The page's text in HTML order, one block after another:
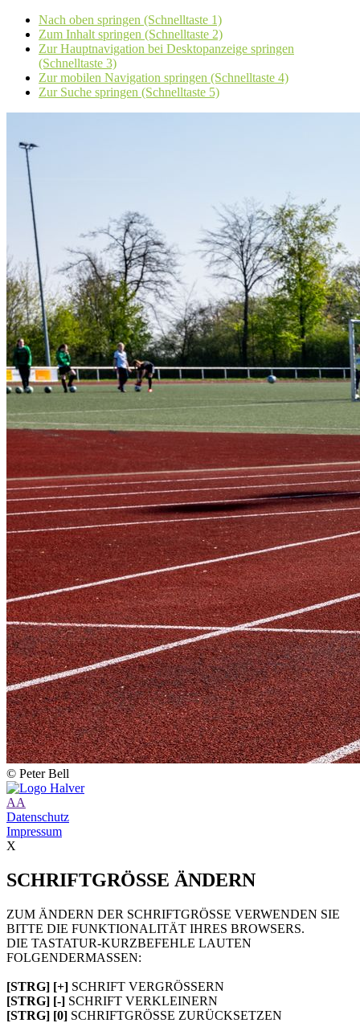
Nach oben springen (Schnelltaste 1)
Zum Inhalt springen (Schnelltaste 2)
Zur Hauptnavigation bei Desktopanzeige springen
(Schnelltaste 3)
Zur mobilen Navigation springen (Schnelltaste 4)
Zur Suche springen (Schnelltaste 5)
© Peter Bell
AA
Datenschutz
Impressum
X
SCHRIFTGRÖSSE ÄNDERN
ZUM ÄNDERN DER SCHRIFTGRÖSSE VERWENDEN SIE
BITTE DIE FUNKTIONALITÄT IHRES BROWSERS.
DIE TASTATUR-KURZBEFEHLE LAUTEN
FOLGENDERMASSEN:
[STRG] [+] SCHRIFT VERGRÖSSERN
[STRG] [-] SCHRIFT VERKLEINERN
[STRG] [0] SCHRIFTGRÖSSE ZURÜCKSETZEN